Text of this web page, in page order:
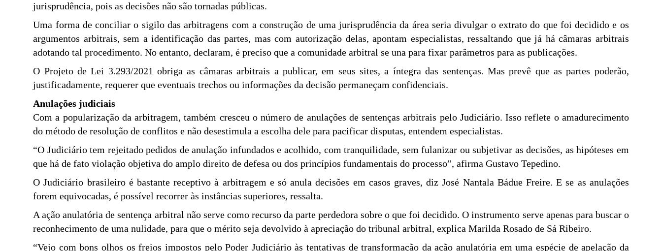
jurisprudência, pois as decisões não são tornadas públicas.
Uma forma de conciliar o sigilo das arbitragens com a construção de uma jurisprudência da área seria divulgar o extrato do que foi decidido e os
argumentos arbitrais, sem a identificação das partes, mas com autorização delas, apontam especialistas, ressaltando que já há câmaras arbitrais
adotando tal procedimento. No entanto, declaram, é preciso que a comunidade arbitral se una para fixar parâmetros para as publicações.
O Projeto de Lei 3.293/2021 obriga as câmaras arbitrais a publicar, em seus sites, a íntegra das sentenças. Mas prevê que as partes poderão,
justificadamente, requerer que eventuais trechos ou informações da decisão permaneçam confidenciais.
Anulações judiciais
Com a popularização da arbitragem, também cresceu o número de anulações de sentenças arbitrais pelo Judiciário. Isso reflete o amadurecimento
do método de resolução de conflitos e não desestimula a escolha dele para pacificar disputas, entendem especialistas.
“O Judiciário tem rejeitado pedidos de anulação infundados e acolhido, com tranquilidade, sem fulanizar ou subjetivar as decisões, as hipóteses em
que há de fato violação objetiva do amplo direito de defesa ou dos princípios fundamentais do processo”, afirma Gustavo Tepedino.
O Judiciário brasileiro é bastante receptivo à arbitragem e só anula decisões em casos graves, diz José Nantala Bádue Freire. E se as anulações
forem equivocadas, é possível recorrer às instâncias superiores, ressalta.
A ação anulatória de sentença arbitral não serve como recurso da parte perdedora sobre o que foi decidido. O instrumento serve apenas para buscar o
reconhecimento de uma nulidade, para que o mérito seja devolvido à apreciação do tribunal arbitral, explica Marilda Rosado de Sá Ribeiro.
“Vejo com bons olhos os freios impostos pelo Poder Judiciário às tentativas de transformação da ação anulatória em uma espécie de apelação da